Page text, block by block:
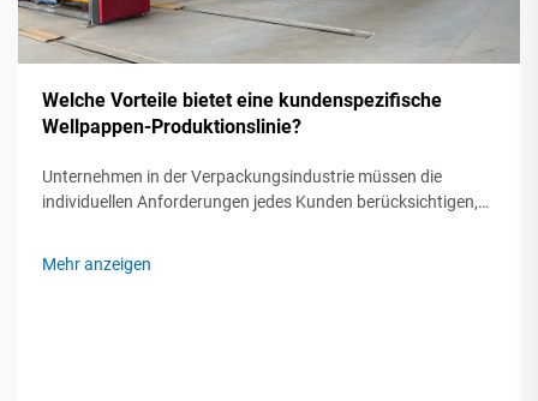
Welche Vorteile bietet eine kundenspezifische
Wellpappen-Produktionslinie?
Unternehmen in der Verpackungsindustrie müssen die
individuellen Anforderungen jedes Kunden berücksichtigen,
maßgeschneiderter Boxen, großer Mengenbestellungen und
Mehr anzeigen